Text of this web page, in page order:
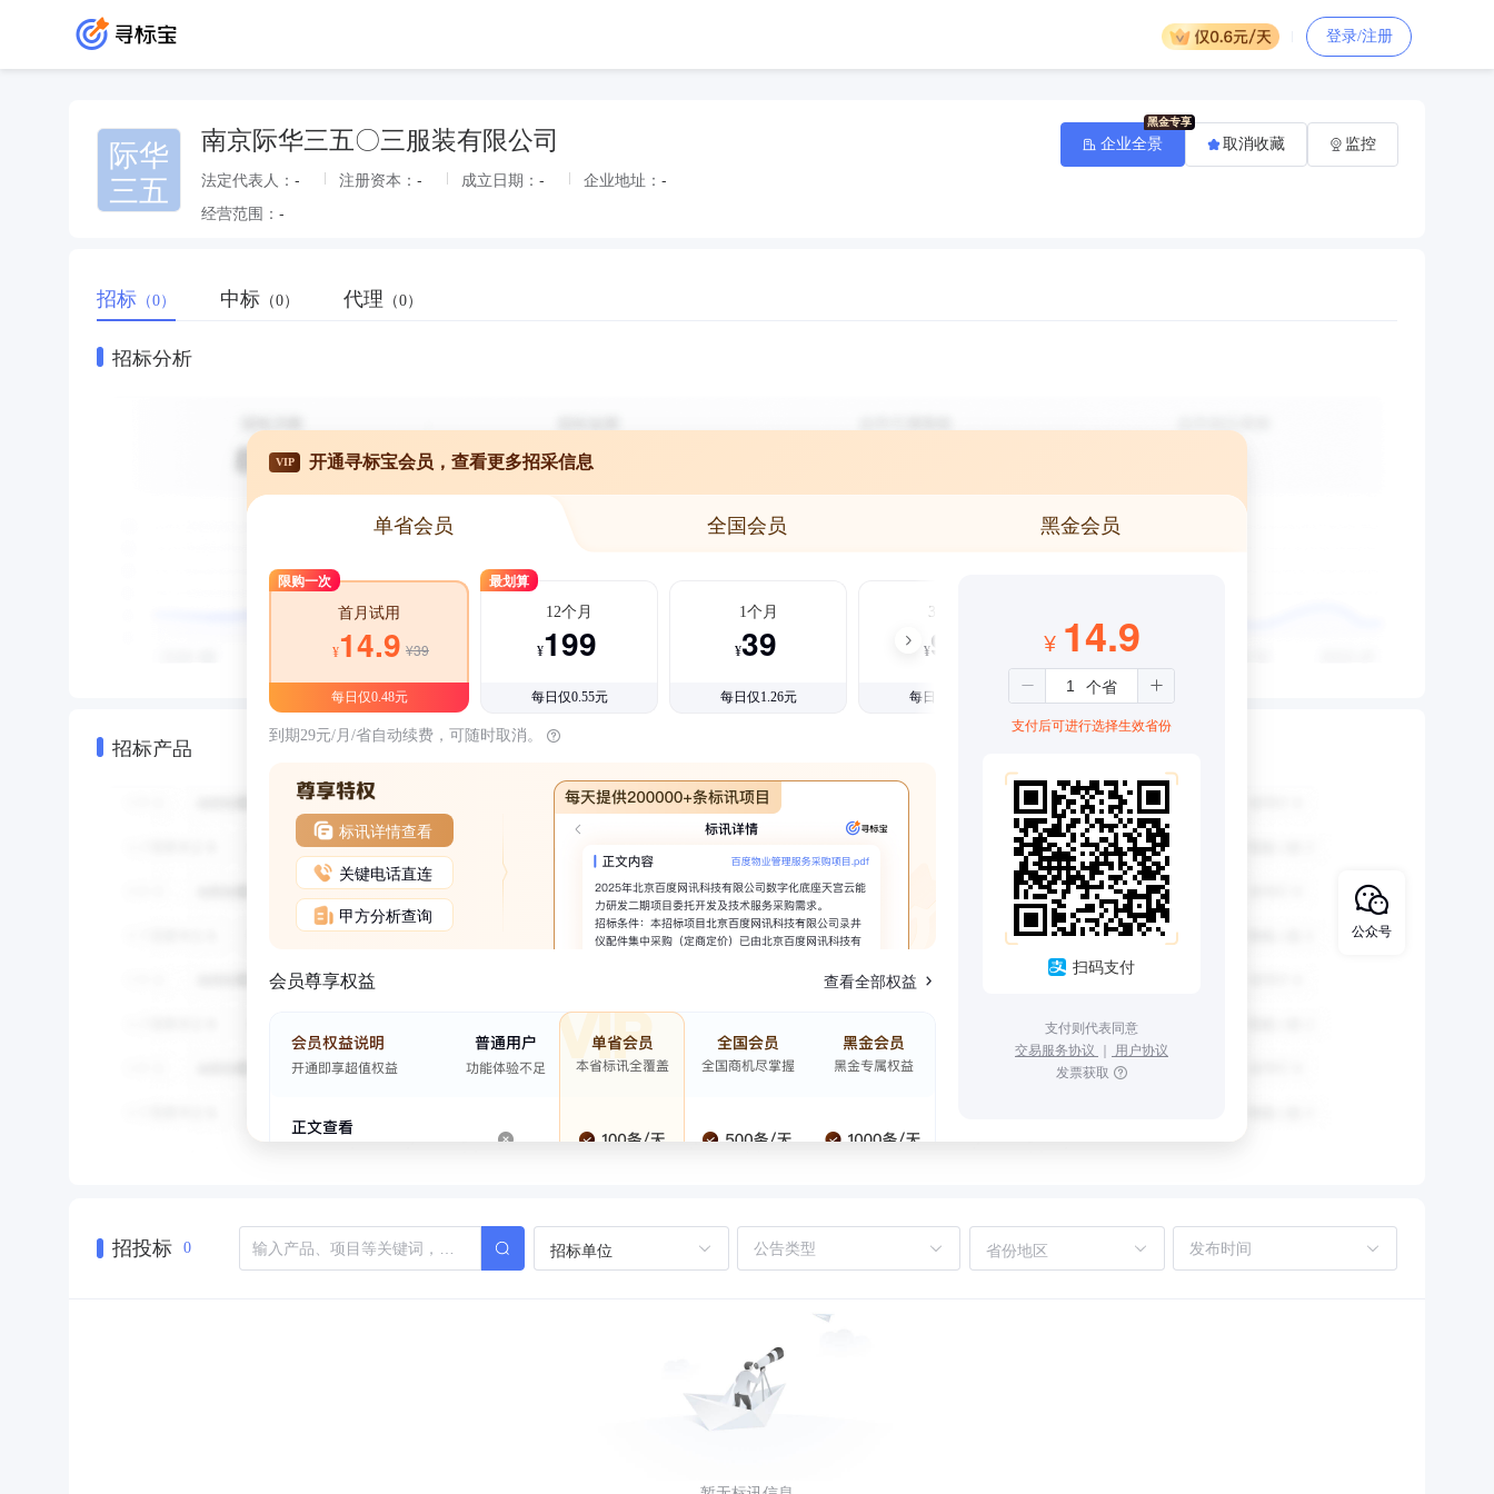
登录/注册
际华
三五
南京际华三五〇三服装有限公司
法定代表人： - 注册资本： - 成立日期： - 企业地址： -
经营范围： -
企业全景 取消收藏 监控
招标 （0） 中标 （0） 代理 （0）
招标分析
招标产品
VIP 开通寻标宝会员，查看更多招采信息
单省会员 全国会员 黑金会员
限购一次
首月试用
¥14.9 ¥39
每日仅0.48元
最划算
12个月
¥199
每日仅0.55元
1个月
¥39
每日仅1.26元
3个月
¥99
每日仅1.08元
到期29元/月/省自动续费，可随时取消。
标讯详情查看
关键电话直连
甲方分析查询
会员尊享权益 查看全部权益
¥ 14.9
支付后可进行选择生效省份
扫码支付
支付则代表同意
交易服务协议 ｜ 用户协议
发票获取
招投标 0 招标单位 省份地区
公众号